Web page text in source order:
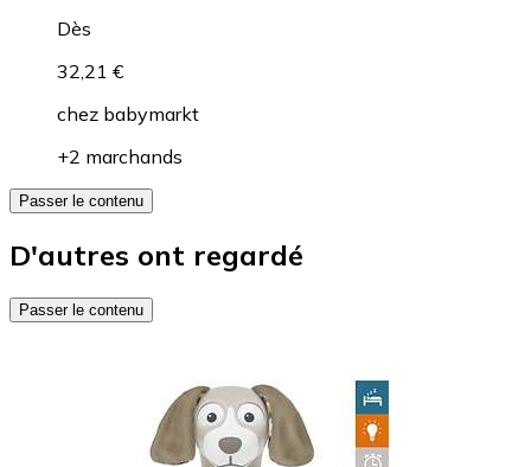
Dès
32,21 €
chez babymarkt
+2 marchands
Passer le contenu
D'autres ont regardé
Passer le contenu